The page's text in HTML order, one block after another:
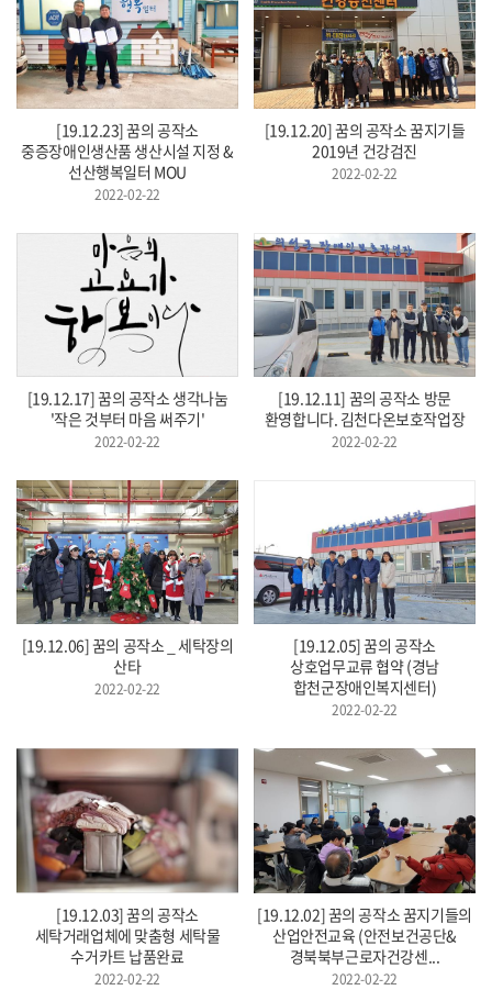
[19.12.23] 꿈의 공작소
중증장애인생산품 생산시설 지정 &
선산행복일터 MOU
2022-02-22
[19.12.20] 꿈의 공작소 꿈지기들
2019년 건강검진
2022-02-22
[19.12.17] 꿈의 공작소 생각나눔
'작은 것부터 마음 써주기'
2022-02-22
[19.12.11] 꿈의 공작소 방문
환영합니다. 김천다온보호작업장
2022-02-22
[19.12.06] 꿈의 공작소 _ 세탁장의
산타
2022-02-22
[19.12.05] 꿈의 공작소
상호업무교류 협약 (경남
합천군장애인복지센터)
2022-02-22
[19.12.03] 꿈의 공작소
세탁거래업체에 맞춤형 세탁물
수거카트 납품완료
2022-02-22
[19.12.02] 꿈의 공작소 꿈지기들의
산업안전교육 (안전보건공단&
경북북부근로자건강센...
2022-02-22